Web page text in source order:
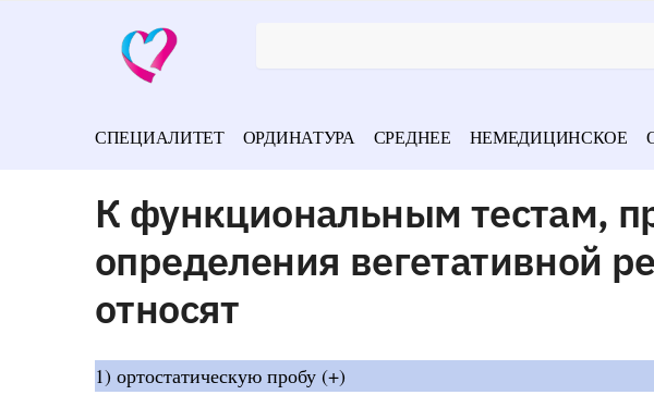
СПЕЦИАЛИТЕТ ОРДИНАТУРА СРЕДНЕЕ НЕМЕДИЦИНСКОЕ
К функциональным тестам,
определения вегетативной
относят
1) ортостатическую пробу (+)